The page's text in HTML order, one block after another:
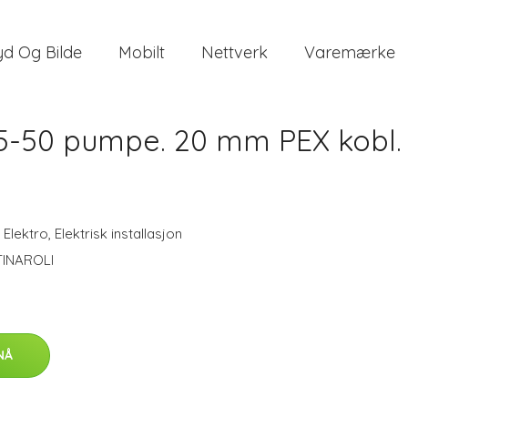
Og Bilde Mobilt Nettverk Varemærke
50 pumpe. 20 mm PEX kobl.
Elektro, Elektrisk installasjon